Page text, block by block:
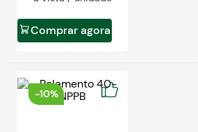
Comprar agora
-10%